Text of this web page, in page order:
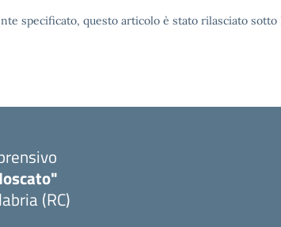
specificato, questo articolo è stato rilasciato
(RC)